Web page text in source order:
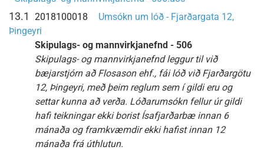
13.1 2018100018
Umsókn um lóð - Fjarðargata 12,
Þingeyri
Skipulags- og mannvirkjanefnd - 506
Skipulags- og mannvirkjanefnd leggur til við
bæjarstjórn að Flosason ehf., fái lóð við Fjarðargötu
12, Þingeyri, með þeim reglum sem í gildi eru og
settar kunna að verða. Lóðarumsókn fellur úr gildi
hafi teikningar ekki borist Ísafjarðarbæ innan 6
mánaða og framkvæmdir ekki hafist innan 12
mánaða frá úthlutun.